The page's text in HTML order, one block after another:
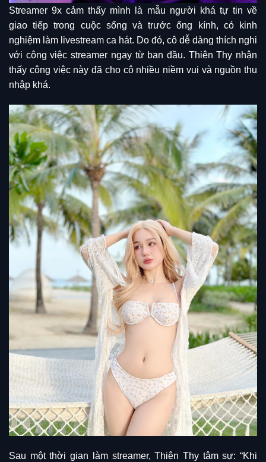
Streamer 9x cảm thấy mình là mẫu người khá tự tin về
giao tiếp trong cuộc sống và trước ống kính, có kinh
nghiệm làm livestream ca hát. Do đó, cô dễ dàng thích nghi
với công việc streamer ngay từ ban đầu. Thiên Thy nhận
thấy công việc này đã cho cô nhiều niềm vui và nguồn thu
nhập khá.
Sau một thời gian làm streamer, Thiên Thy tâm sự: “Khi